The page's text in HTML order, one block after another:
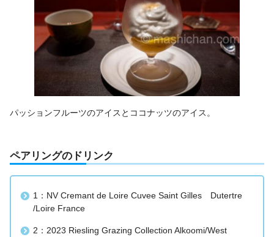
パッションフルーツのアイスとココナッツのアイス。
ペアリングのドリンク
1：NV Cremant de Loire Cuvee Saint Gilles Dutertre
/Loire France
2：2023 Riesling Grazing Collection Alkoomi/West